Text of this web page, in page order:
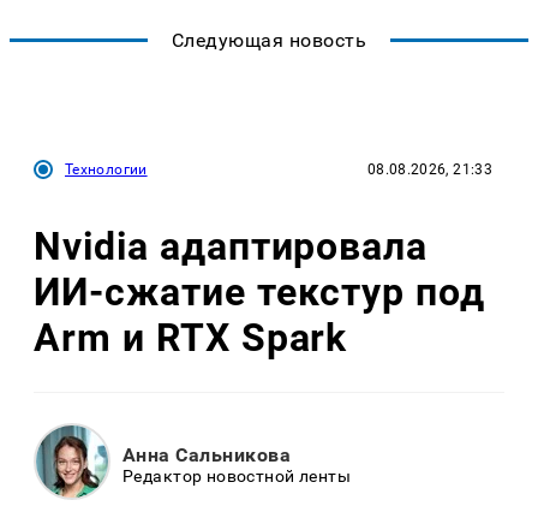
Следующая новость
Технологии 08.08.2026, 21:33
Nvidia адаптировала
ИИ-сжатие текстур под
Arm и RTX Spark
Анна Сальникова
Редактор новостной ленты